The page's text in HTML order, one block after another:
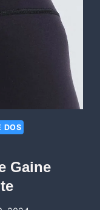
DOS
Gaine